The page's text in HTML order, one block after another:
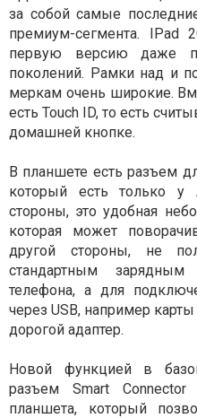
за собой самые
премиум-сегмента. IPad
первую версию даже
поколений. Рамки над и
меркам очень широкие.
есть Touch ID, то есть
домашней кнопке.
В планшете есть разъем
который есть только
стороны, это удобная
которая может
другой стороны, не
стандартным
телефона, а для
через USB, например
дорогой адаптер.
Новой функцией в
разъем Smart
планшета, который